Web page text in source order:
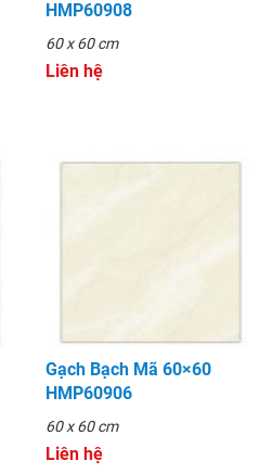
HMP60908
60 x 60 cm
Liên hệ
Gạch Bạch Mã 60×60
HMP60906
60 x 60 cm
Liên hệ